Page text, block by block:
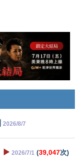
2026/8/7
▶️ 2026/7/1 (39,047次)